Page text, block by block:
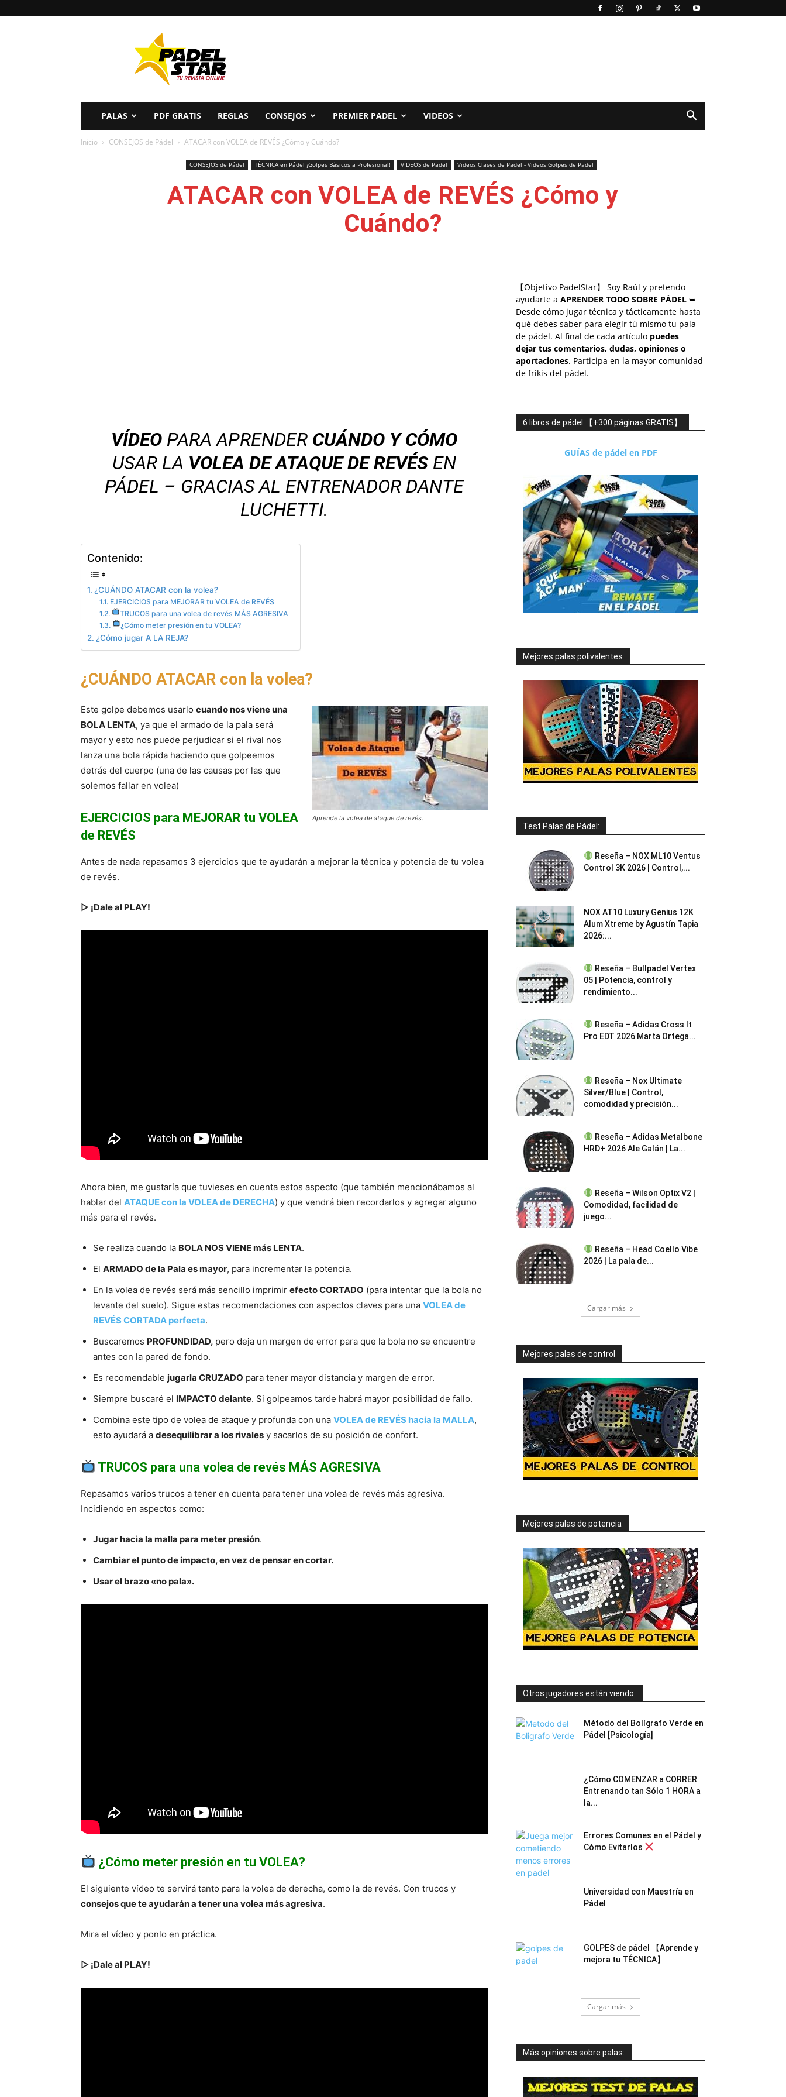
PADELSTAR
PALAS PDF GRATIS REGLAS CONSEJOS PREMIER PADEL VIDEOS
Inicio CONSEJOS de Pádel ATACAR con VOLEA de REVÉS ¿Cómo y Cuándo?
CONSEJOS de Pádel TÉCNICA en Pádel ¡Golpes Básicos a Profesional! VÍDEOS de Padel Videos Clases de Padel - Videos Golpes de Padel
ATACAR con VOLEA de REVÉS ¿Cómo y
Cuándo?
VÍDEO PARA APRENDER CUÁNDO Y CÓMO
USAR LA VOLEA DE ATAQUE DE REVÉSEN
PÁDEL – GRACIAS AL ENTRENADOR DANTE
LUCHETTI.
Contenido:
¿CUÁNDO ATACAR con la volea?
EJERCICIOS para MEJORAR tu VOLEA de REVÉS
TRUCOS para una volea de revés MÁS AGRESIVA
¿Cómo meter presión en tu VOLEA?
¿Cómo jugar A LA REJA?
¿CUÁNDO ATACAR con la volea?
Aprende la volea de ataque de revés.
Este golpe debemos usarlo cuando nos viene una
BOLA LENTA, ya que el armado de la pala será
mayor y esto nos puede perjudicar si el rival nos
lanza una bola rápida haciendo que golpeemos
detrás del cuerpo (una de las causas por las que
solemos fallar en volea)
EJERCICIOS para MEJORAR tu VOLEA
de REVÉS
Antes de nada repasamos 3 ejercicios que te ayudarán a mejorar la técnica y potencia de tu volea
de revés.
▷ ¡Dale al PLAY!
Ahora bien, me gustaría que tuvieses en cuenta estos aspecto (que también mencionábamos al
hablar del ATAQUE con la VOLEA de DERECHA) y que vendrá bien recordarlos y agregar alguno
más para el revés.
Se realiza cuando la BOLA NOS VIENE más LENTA.
El ARMADO de la Pala es mayor, para incrementar la potencia.
En la volea de revés será más sencillo imprimir efecto CORTADO (para intentar que la bola no
levante del suelo). Sigue estas recomendaciones con aspectos claves para una VOLEA de
REVÉS CORTADA perfecta.
Buscaremos PROFUNDIDAD, pero deja un margen de error para que la bola no se encuentre
antes con la pared de fondo.
Es recomendable jugarla CRUZADO para tener mayor distancia y margen de error.
Siempre buscaré el IMPACTO delante. Si golpeamos tarde habrá mayor posibilidad de fallo.
Combina este tipo de volea de ataque y profunda con una VOLEA de REVÉS hacia la MALLA,
esto ayudará a desequilibrar a los rivales y sacarlos de su posición de confort.
TRUCOS para una volea de revés MÁS AGRESIVA
Repasamos varios trucos a tener en cuenta para tener una volea de revés más agresiva.
Incidiendo en aspectos como:
Jugar hacia la malla para meter presión.
Cambiar el punto de impacto, en vez de pensar en cortar.
Usar el brazo «no pala».
¿Cómo meter presión en tu VOLEA?
El siguiente vídeo te servirá tanto para la volea de derecha, como la de revés. Con trucos y
consejos que te ayudarán a tener una volea más agresiva.
Mira el vídeo y ponlo en práctica.
▷ ¡Dale al PLAY!
【Objetivo PadelStar】 Soy Raúl y pretendo
ayudarte a APRENDER TODO SOBRE PÁDEL ➥
Desde cómo jugar técnica y tácticamente hasta
qué debes saber para elegir tú mismo tu pala
de pádel. Al final de cada artículo puedes
dejar tus comentarios, dudas, opiniones o
aportaciones. Participa en la mayor comunidad
de frikis del pádel.
6 libros de pádel 【+300 páginas GRATIS】
GUÍAS de pádel en PDF
Mejores palas polivalentes
Test Palas de Pádel:
Reseña – NOX ML10 Ventus
Control 3K 2026 | Control,...
NOX AT10 Luxury Genius 12K
Alum Xtreme by Agustín Tapia
2026:...
Reseña – Bullpadel Vertex
05 | Potencia, control y
rendimiento...
Reseña – Adidas Cross It
Pro EDT 2026 Marta Ortega...
Reseña – Nox Ultimate
Silver/Blue | Control,
comodidad y precisión...
Reseña – Adidas Metalbone
HRD+ 2026 Ale Galán | La...
Reseña – Wilson Optix V2 |
Comodidad, facilidad de
juego...
Reseña – Head Coello Vibe
2026 | La pala de...
Cargar más
Mejores palas de control
Mejores palas de potencia
Otros jugadores están viendo:
Método del Bolígrafo Verde en
Pádel [Psicología]
¿Cómo COMENZAR a CORRER
Entrenando tan Sólo 1 HORA a
la...
Errores Comunes en el Pádel y
Cómo Evitarlos
Universidad con Maestría en
Pádel
GOLPES de pádel 【Aprende y
mejora tu TÉCNICA】
Cargar más
Más opiniones sobre palas: